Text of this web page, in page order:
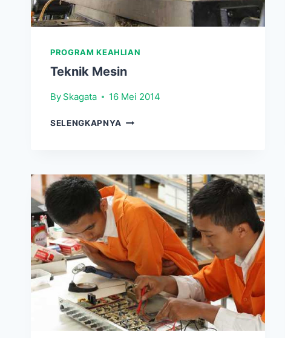
PROGRAM KEAHLIAN
Teknik Mesin
By Skagata 16 Mei 2014
SELENGKAPNYA TEKNIK